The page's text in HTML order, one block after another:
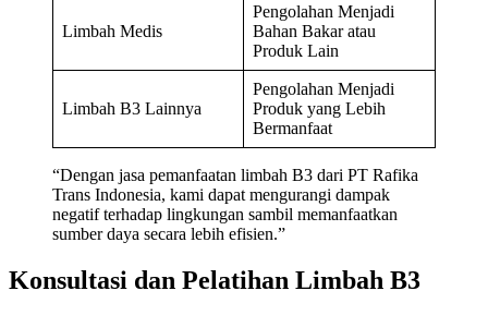
Limbah Medis
Pengolahan Menjadi
Bahan Bakar atau
Produk Lain
Limbah B3 Lainnya
Pengolahan Menjadi
Produk yang Lebih
Bermanfaat
“Dengan jasa pemanfaatan limbah B3 dari PT Rafika
Trans Indonesia, kami dapat mengurangi dampak
negatif terhadap lingkungan sambil memanfaatkan
sumber daya secara lebih efisien.”
Konsultasi dan Pelatihan Limbah B3